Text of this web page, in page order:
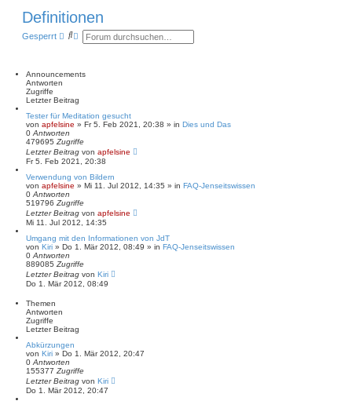
Definitionen
Gesperrt
S
e
E
i
r
e
S
u
c
h
e
Announcements
Antworten
Zugriffe
Letzter Beitrag
Tester für Meditation gesucht
von apfelsine » Fr 5. Feb 2021, 20:38 » in Dies und Das
0 Antworten
479695 Zugriffe
Letzter Beitrag von apfelsine
Fr 5. Feb 2021, 20:38
Verwendung von Bildern
von apfelsine » Mi 11. Jul 2012, 14:35 » in FAQ-Jenseitswissen
0 Antworten
519796 Zugriffe
Letzter Beitrag von apfelsine
Mi 11. Jul 2012, 14:35
Umgang mit den Informationen von JdT
von Kiri » Do 1. Mär 2012, 08:49 » in FAQ-Jenseitswissen
0 Antworten
889085 Zugriffe
Letzter Beitrag von Kiri
Do 1. Mär 2012, 08:49
Themen
Antworten
Zugriffe
Letzter Beitrag
Abkürzungen
von Kiri » Do 1. Mär 2012, 20:47
0 Antworten
155377 Zugriffe
Letzter Beitrag von Kiri
Do 1. Mär 2012, 20:47